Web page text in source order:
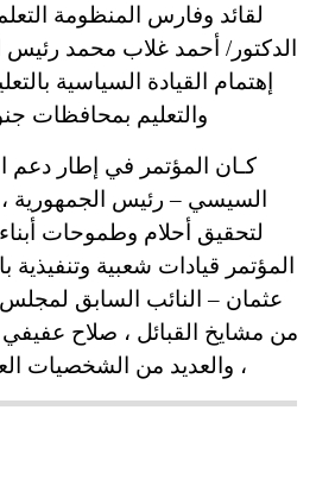
لقائد وفارس المنظومة
الدكتور/ أحمد غلاب محمد رئيس
إهتمام القيادة السياسية
والتعليم بمحافظات
كـان المؤتمر في إطار دعم
السيسي – رئيس الجمهورية ،
لتحقيق أحلام وطموحات
المؤتمر قيادات شعبية وتنفيذية
عثمان – النائب السابق لمجلس
من مشايخ القبائل ، صلاح
، والعديد من الشخصيات